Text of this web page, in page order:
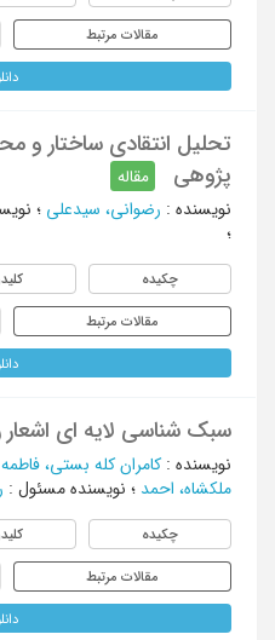
مقالات مرتبط
تحلیل انتقادی ساختار و
پژوهی
مقاله
نویسنده : رضوانی، سیدعلی ؛
؛
چکیده
مقالات مرتبط
سبک شناسی لایه ای اشعار
نویسنده : کامران کله بستی، فاطمه
ملکشاه، احمد ؛ نویسنده مسئول :
چکیده
مقالات مرتبط